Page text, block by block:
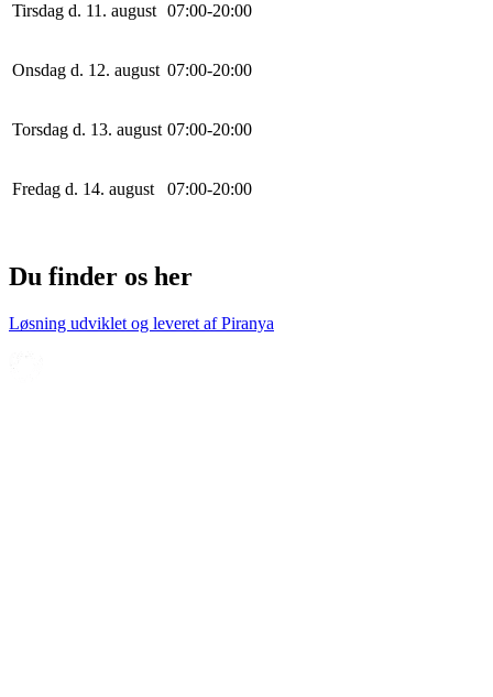
Tirsdag d. 11. august 07:00-20:00
Onsdag d. 12. august 07:00-20:00
Torsdag d. 13. august 07:00-20:00
Fredag d. 14. august 07:00-20:00
Du finder os her
Løsning udviklet og leveret afPiranya